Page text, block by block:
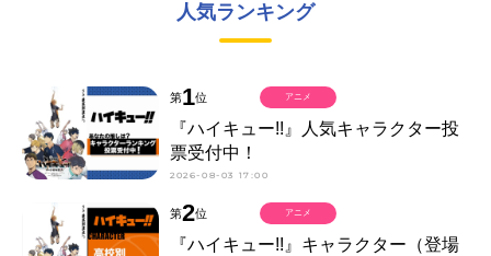
人気ランキング
第1位
『ハイキュー!!』人気キャラクター投
票受付中！
2026-08-03 17:00
アニメ
第2位
『ハイキュー!!』キャラクター（登場
アニメ